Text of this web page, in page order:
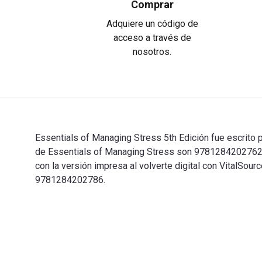
Comprar
Adquiere un código de
acceso a través de
nosotros.
Essentials of Managing Stress 5th Edición fue escrito
de Essentials of Managing Stress son
con la versión impresa al volverte digital con
9781284202786.